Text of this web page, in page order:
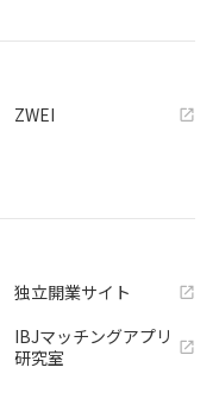
ZWEI
独立開業サイト
IBJマッチングアプリ
研究室